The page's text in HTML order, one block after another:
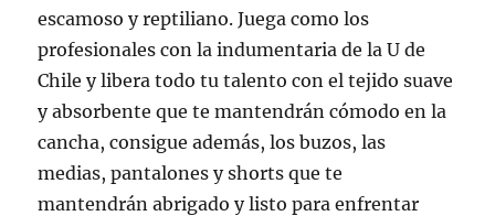
escamoso y reptiliano. Juega como los
profesionales con la indumentaria de la U de
Chile y libera todo tu talento con el tejido suave
y absorbente que te mantendrán cómodo en la
cancha, consigue además, los buzos, las
medias, pantalones y shorts que te
mantendrán abrigado y listo para enfrentar